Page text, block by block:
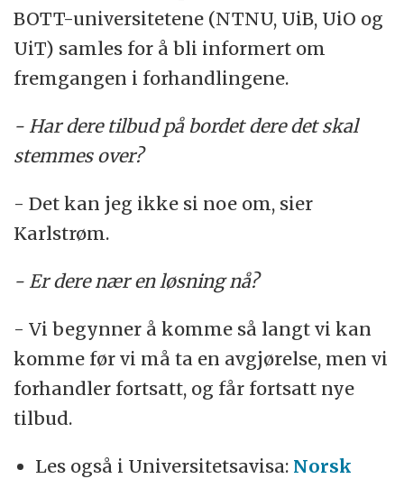
BOTT-universitetene (NTNU, UiB, UiO og
UiT) samles for å bli informert om
fremgangen i forhandlingene.
- Har dere tilbud på bordet dere det skal
stemmes over?
- Det kan jeg ikke si noe om, sier
Karlstrøm.
- Er dere nær en løsning nå?
- Vi begynner å komme så langt vi kan
komme før vi må ta en avgjørelse, men vi
forhandler fortsatt, og får fortsatt nye
tilbud.
Les også i Universitetsavisa: Norsk